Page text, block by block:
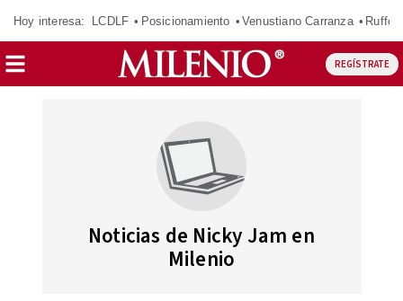
Hoy interesa: LCDLF Posicionamiento Venustiano Carranza Ruffo
REGÍSTRATE
Noticias de Nicky Jam en
Milenio